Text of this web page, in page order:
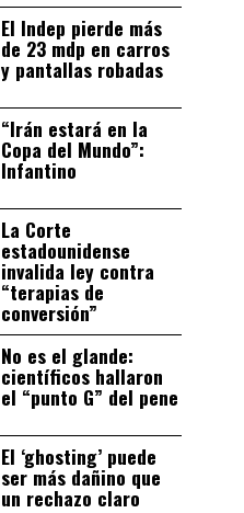
El Indep pierde más
de 23 mdp en carros
y pantallas robadas
“Irán estará en la
Copa del Mundo”:
Infantino
La Corte
estadounidense
invalida ley contra
“terapias de
conversión”
No es el glande:
científicos hallaron
el “punto G” del pene
El ‘ghosting’ puede
ser más dañino que
un rechazo claro